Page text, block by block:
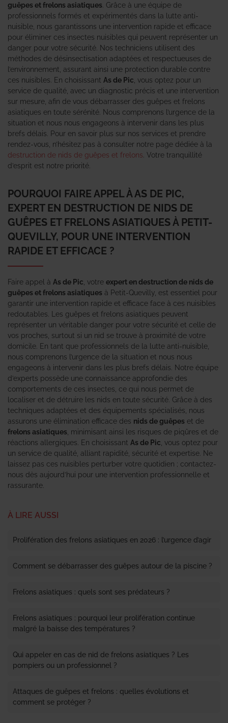
guêpes et frelons asiatiques . Grâce à une équipe de
professionnels formés et expérimentés dans la lutte anti-
nuisible, nous garantissons une intervention rapide et efficace
pour éliminer ces insectes nuisibles qui peuvent représenter un
danger pour votre sécurité. Nos techniciens utilisent des
méthodes de désinsectisation adaptées et respectueuses de
l’environnement, assurant ainsi une protection durable contre
ces nuisibles. En choisissant As de Pic , vous optez pour un
service de qualité, avec un diagnostic précis et une intervention
sur mesure, afin de vous débarrasser des guêpes et frelons
asiatiques en toute sérénité. Nous comprenons l’urgence de la
situation et nous nous engageons à intervenir dans les plus
brefs délais. Pour en savoir plus sur nos services et prendre
rendez-vous, n’hésitez pas à consulter notre page dédiée à la
destruction de nids de guêpes et frelons . Votre tranquillité
d’esprit est notre priorité.
POURQUOI FAIRE APPEL À AS DE PIC,
EXPERT EN DESTRUCTION DE NIDS DE
GUÊPES ET FRELONS ASIATIQUES À PETIT-
QUEVILLY, POUR UNE INTERVENTION
RAPIDE ET EFFICACE ?
Faire appel à As de Pic , votre expert en destruction de nids de
guêpes et frelons asiatiques à Petit-Quevilly, est essentiel pour
garantir une intervention rapide et efficace face à ces nuisibles
redoutables. Les guêpes et frelons asiatiques peuvent
représenter un véritable danger pour votre sécurité et celle de
vos proches, surtout si un nid se trouve à proximité de votre
domicile. En tant que professionnels de la lutte anti-nuisible,
nous comprenons l’urgence de la situation et nous nous
engageons à intervenir dans les plus brefs délais. Notre équipe
d’experts possède une connaissance approfondie des
comportements de ces insectes, ce qui nous permet de
localiser et de détruire les nids en toute sécurité. Grâce à des
techniques adaptées et des équipements spécialisés, nous
assurons une élimination efficace des nids de guêpes et de
frelons asiatiques , minimisant ainsi les risques de piqûres et de
réactions allergiques. En choisissant As de Pic , vous optez pour
un service de qualité, alliant rapidité, sécurité et expertise. Ne
laissez pas ces nuisibles perturber votre quotidien ; contactez-
nous dès aujourd’hui pour une intervention professionnelle et
rassurante.
À LIRE AUSSI
Prolifération des frelons asiatiques en 2026 : l’urgence d’agir
Comment se débarrasser des guêpes autour de la piscine ?
Frelons asiatiques : quels sont ses prédateurs ?
Frelons asiatiques : pourquoi leur prolifération continue
malgré la baisse des températures ?
Qui appeler en cas de nid de frelons asiatiques ? Les
pompiers ou un professionnel ?
Attaques de guêpes et frelons : quelles évolutions et
comment se protéger ?